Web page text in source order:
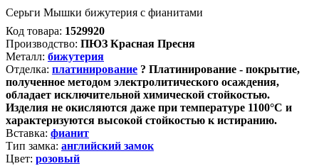
Серьги Мышки бижутерия с фианитами
Код товара: 1529920
Производство: ПЮЗ Красная Пресня
Металл: бижутерия
Отделка: платинирование ? Платинирование - покрытие,
полученное методом электролитического осаждения,
обладает исключительной химической стойкостью.
Изделия не окисляются даже при температуре 1100°С и
характеризуются высокой стойкостью к истиранию.
Вставка: фианит
Тип замка: английский замок
Цвет: розовый